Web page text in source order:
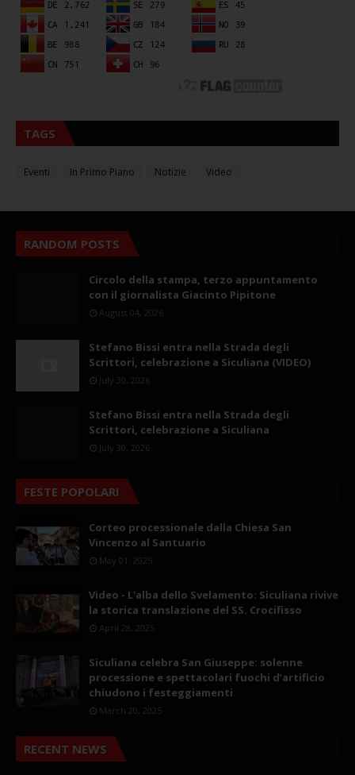
TAGS
Eventi In Primo Piano Notizie Video
RANDOM POSTS
Circolo della stampa, terzo appuntamento
con il giornalista Giacinto Pipitone
August 04, 2026
Stefano Bissi entra nella Strada degli
Scrittori, celebrazione a Siculiana (VIDEO)
July 30, 2026
Stefano Bissi entra nella Strada degli
Scrittori, celebrazione a Siculiana
July 30, 2026
FESTE POPOLARI
Corteo processionale dalla Chiesa San
Vincenzo al Santuario
May 01, 2025
Video - L'alba dello Svelamento: Siculiana rivive
la storica translazione del SS. Crocifisso
April 28, 2025
Siculiana celebra San Giuseppe: solenne
processione e spettacolari fuochi d’artificio
chiudono i festeggiamenti
March 20, 2025
RECENT NEWS